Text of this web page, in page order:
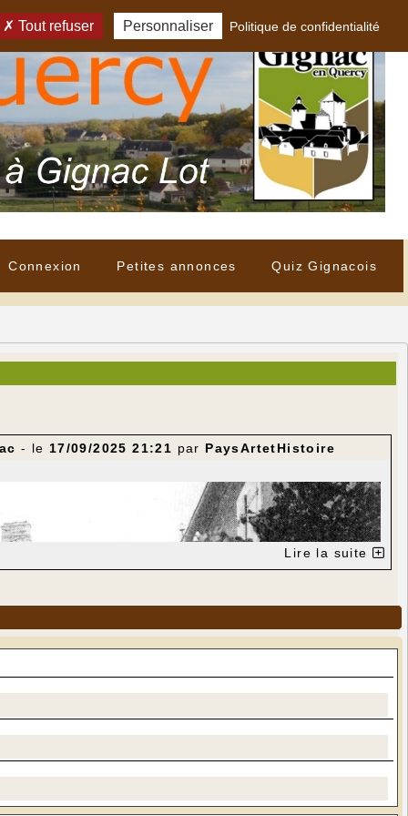
Connexion Petites annonces Quiz Gignacois
- le 17/09/2025 21:21 par PaysArtetHistoire
Lire la suite
Tout refuser Personnaliser Politique de confidentialité